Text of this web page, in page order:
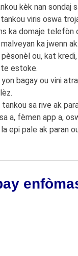
kèk nan sondaj
viris oswa
ka domaje telefòn
ka jwenn
ou, kat
estoke.
yon bagay ou vini
sa rive ak
a, fèmen app a,
epi pale ak paran